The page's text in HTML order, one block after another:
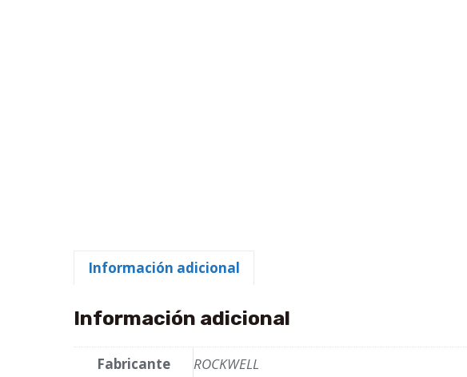
Información adicional
Información adicional
Fabricante ROCKWELL